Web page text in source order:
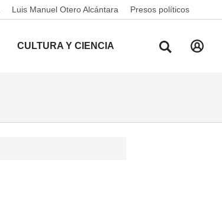
Luis Manuel Otero Alcántara Presos políticos
CULTURA Y CIENCIA